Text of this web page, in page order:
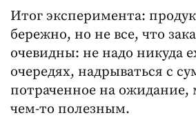
Итог эксперимента:
бережно, но не все, что
очевидны: не надо никуда
очередях, надрываться с
потраченное на ожидание,
чем-то полезным.